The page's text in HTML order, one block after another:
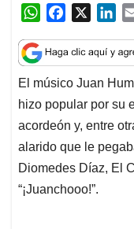
W
a
t
s
A
p
p
c
e
b
o
o
k
n
k
e
d
I
n
El músico Juan
hizo popular por su
acordeón y, entre
alarido que le
Diomedes Díaz, El
“¡Juanchooo!”.